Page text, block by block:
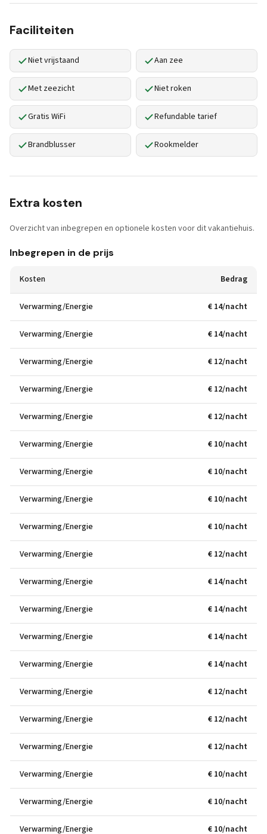
Faciliteiten
Niet vrijstaand Aan zee
Met zeezicht Niet roken
Gratis WiFi Refundable tarief
Brandblusser Rookmelder
Extra kosten
Overzicht van inbegrepen en optionele kosten voor dit vakantiehuis.
Inbegrepen in de prijs
Kosten Bedrag
Verwarming/Energie € 14/nacht
Verwarming/Energie € 14/nacht
Verwarming/Energie € 12/nacht
Verwarming/Energie € 12/nacht
Verwarming/Energie € 12/nacht
Verwarming/Energie € 10/nacht
Verwarming/Energie € 10/nacht
Verwarming/Energie € 10/nacht
Verwarming/Energie € 10/nacht
Verwarming/Energie € 12/nacht
Verwarming/Energie € 14/nacht
Verwarming/Energie € 14/nacht
Verwarming/Energie € 14/nacht
Verwarming/Energie € 14/nacht
Verwarming/Energie € 12/nacht
Verwarming/Energie € 12/nacht
Verwarming/Energie € 12/nacht
Verwarming/Energie € 10/nacht
Verwarming/Energie € 10/nacht
Verwarming/Energie € 10/nacht